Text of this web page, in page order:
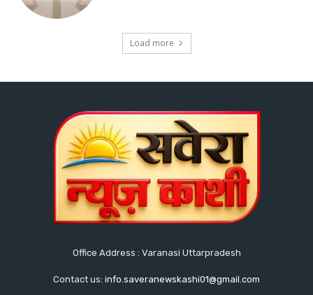
Load more
Office Address : Varanasi Uttarpradesh
Contact us: info.saveranewskashi01@gmail.com